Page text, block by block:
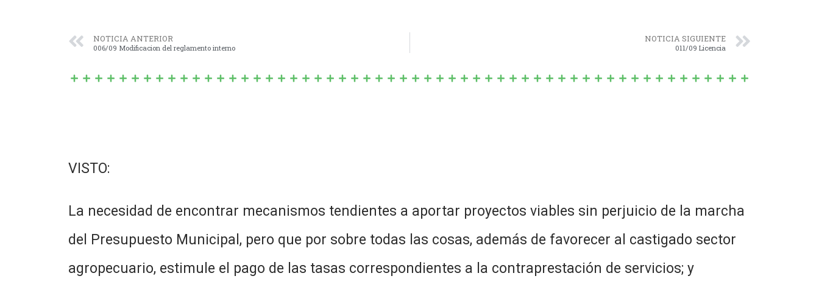
NOTICIA ANTERIOR
006/09 Modificacion del reglamento interno
NOTICIA SIGUIENTE
011/09 Licencia
VISTO:
La necesidad de encontrar mecanismos tendientes a aportar proyectos viables sin perjuicio de la marcha
del Presupuesto Municipal, pero que por sobre todas las cosas, además de favorecer al castigado sector
agropecuario, estimule el pago de las tasas correspondientes a la contraprestación de servicios; y